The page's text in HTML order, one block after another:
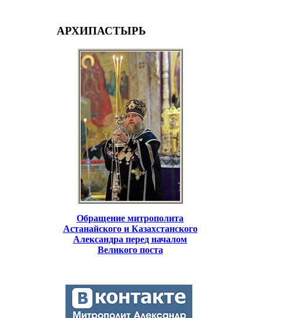
АРХИПАСТЫРЬ
Обращение митрополита
Астанайского и Казахстанского
Александра перед началом
Великого поста